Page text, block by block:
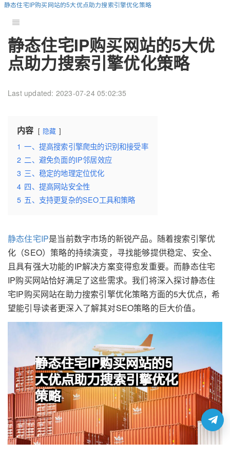
静态住宅IP购买网站的5大优点助力搜索引擎优化策略
静态住宅IP购买网站的5大优
点助力搜索引擎优化策略
Last updated: 2023-07-24 05:02:35
内容 隐藏
1 一、提高搜索引擎爬虫的识别和接受率
2 二、避免负面的IP邻居效应
3 三、稳定的地理定位优化
4 四、提高网站安全性
5 五、支持更复杂的SEO工具和策略
静态住宅IP是当前数字市场的新锐产品。随着搜索引擎优
化（SEO）策略的持续演变，寻找能够提供稳定、安全、
且具有强大功能的IP解决方案变得愈发重要。而静态住宅
IP购买网站恰好满足了这些需求。我们将深入探讨静态住
宅IP购买网站在助力搜索引擎优化策略方面的5大优点，希
望能引导读者更深入了解其对SEO策略的巨大价值。